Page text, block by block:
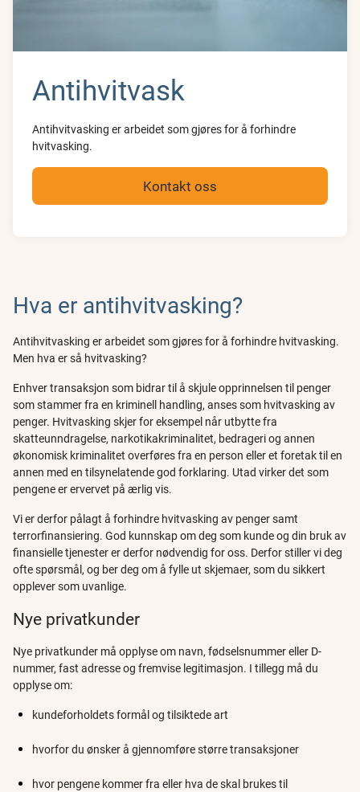
Antihvitvask
Antihvitvasking er arbeidet som gjøres for å forhindre
hvitvasking.
Kontakt oss
Hva er antihvitvasking?
Antihvitvasking er arbeidet som gjøres for å forhindre hvitvasking.
Men hva er så hvitvasking?
Enhver transaksjon som bidrar til å skjule opprinnelsen til penger
som stammer fra en kriminell handling, anses som hvitvasking av
penger. Hvitvasking skjer for eksempel når utbytte fra
skatteunndragelse, narkotikakriminalitet, bedrageri og annen
økonomisk kriminalitet overføres fra en person eller et foretak til en
annen med en tilsynelatende god forklaring. Utad virker det som
pengene er ervervet på ærlig vis.
Vi er derfor pålagt å forhindre hvitvasking av penger samt
terrorfinansiering. God kunnskap om deg som kunde og din bruk av
finansielle tjenester er derfor nødvendig for oss. Derfor stiller vi deg
ofte spørsmål, og ber deg om å fylle ut skjemaer, som du sikkert
opplever som uvanlige.
Nye privatkunder
Nye privatkunder må opplyse om navn, fødselsnummer eller D-
nummer, fast adresse og fremvise legitimasjon. I tillegg må du
opplyse om:
kundeforholdets formål og tilsiktede art
hvorfor du ønsker å gjennomføre større transaksjoner
hvor pengene kommer fra eller hva de skal brukes til